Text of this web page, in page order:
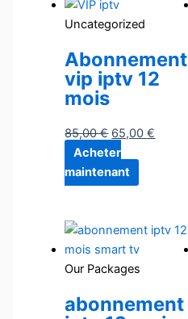
Uncategorized
Abonnement
vip iptv 12
mois
85,00€ 65,00€
Acheter
maintenant
Our Packages
abonnement